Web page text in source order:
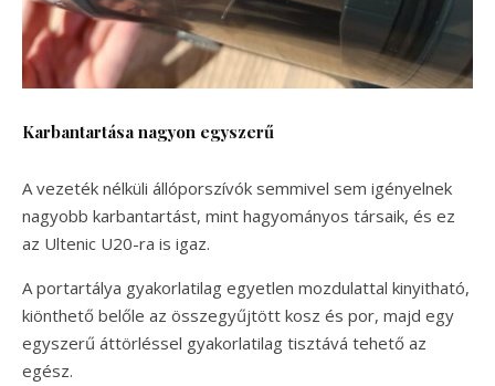
Karbantartása nagyon egyszerű
A vezeték nélküli állóporszívók semmivel sem igényelnek
nagyobb karbantartást, mint hagyományos társaik, és ez
az Ultenic U20-ra is igaz.
A portartálya gyakorlatilag egyetlen mozdulattal kinyitható,
kiönthető belőle az összegyűjtött kosz és por, majd egy
egyszerű áttörléssel gyakorlatilag tisztává tehető az
egész.